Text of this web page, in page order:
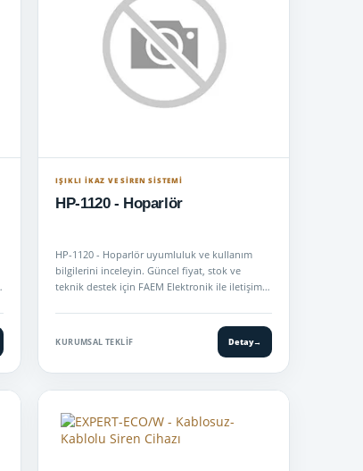
IŞIKLI İKAZ VE SİREN SİSTEMİ
HP-1120 - Hoparlör
HP-1120 - Hoparlör uyumluluk ve kullanım
bilgilerini inceleyin. Güncel fiyat, stok ve
teknik destek için FAEM Elektronik ile iletişime
KURUMSAL TEKLIF Detay→